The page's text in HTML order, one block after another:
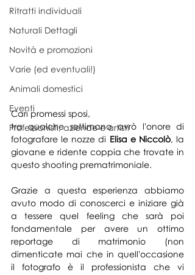
Ritratti individuali
Naturali Dettagli
Novità e promozioni
Varie (ed eventuali!)
Animali domestici
Eventi
Professionisti, aziende e artisti
Cari promessi sposi,
tra qualche settimana avrò l'onore di
fotografare le nozze di Elisa e Niccolò, la
giovane e ridente coppia che trovate in
questo shooting prematrimoniale.
Grazie a questa esperienza abbiamo
avuto modo di conoscerci e iniziare già
a tessere quel feeling che sarà poi
fondamentale per avere un ottimo
reportage di matrimonio (non
dimenticate mai che in quell'occasione
il fotografo è il professionista che vi